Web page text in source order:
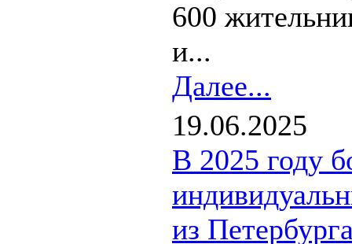
600
и...
Далее...
19.06.2025
В 2025 году
из